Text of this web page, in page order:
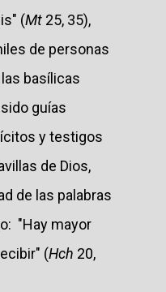
(Mt 25, 35),
de personas
basílicas
guías
y testigos
de Dios,
de las palabras
"Hay mayor
(Hch 20,